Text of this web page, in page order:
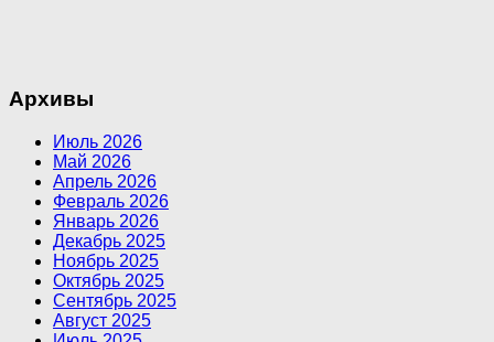
Архивы
Июль 2026
Май 2026
Апрель 2026
Февраль 2026
Январь 2026
Декабрь 2025
Ноябрь 2025
Октябрь 2025
Сентябрь 2025
Август 2025